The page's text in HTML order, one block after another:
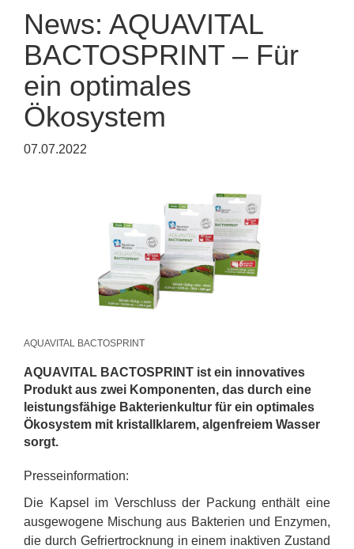
News: AQUAVITAL
BACTOSPRINT – Für
ein optimales
Ökosystem
07.07.2022
AQUAVITAL BACTOSPRINT
AQUAVITAL BACTOSPRINT ist ein innovatives
Produkt aus zwei Komponenten, das durch eine
leistungsfähige Bakterienkultur für ein optimales
Ökosystem mit kristallklarem, algenfreiem Wasser
sorgt.
Presseinformation:
Die Kapsel im Verschluss der Packung enthält eine
ausgewogene Mischung aus Bakterien und Enzymen,
die durch Gefriertrocknung in einem inaktiven Zustand